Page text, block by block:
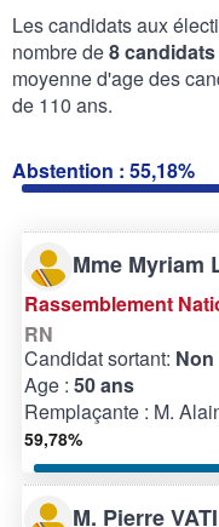
Les candidats aux
nombre de8 candidats
moyenne d'age des
de 110 ans.
Abstention : 55,18%
Mme Myriam
Rassemblement
RN
Candidat sortant: Non
Age : 50 ans
Remplaçante : M.
59,78%
M. Pierre